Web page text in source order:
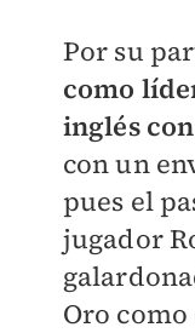
Por su
como
inglés
con un
pues el
jugador
Oro